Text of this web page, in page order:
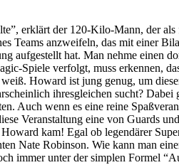
erklärt der 120-Kilo-Mann, der
Teams anzweifeln, das mit einer
aufgestellt hat. Man nehme einen
Spiele verfolgt, muss erkennen,
Howard ist jung genug, um
ihresgleichen sucht?
Auch wenn es eine reine
Veranstaltung eine von Guards
kam! Egal ob legendärer
Nate Robinson. Wie kann man
immer unter der simplen Formel